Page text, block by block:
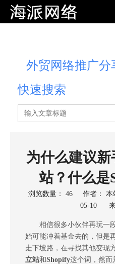
外贸网络推广分
快速搜索
为什么建议
站？什么是
浏览数量： 46作者： 本
05-10 来
相信很多小伙伴再玩一
始可能冲着基金去的，但是
走下坡路，在寻找其他变现
立站和Shopify这个词，然而